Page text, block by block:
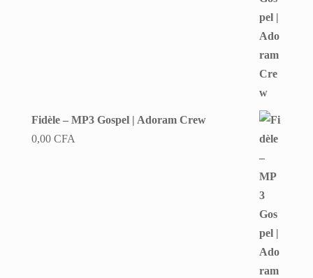
Fidèle – MP3 Gospel | Adoram Crew
0,00 CFA